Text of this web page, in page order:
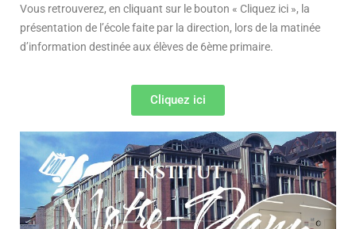
Vous retrouverez, en cliquant sur le bouton « Cliquez ici », la
présentation de l’école faite par la direction, lors de la matinée
d’information destinée aux élèves de 6ème primaire.
Cliquez ici